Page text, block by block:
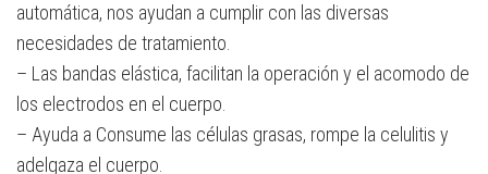
automática, nos ayudan a cumplir con las diversas
necesidades de tratamiento.
– Las bandas elástica, facilitan la operación y el acomodo de
los electrodos en el cuerpo.
– Ayuda a Consume las células grasas, rompe la celulitis y
adelgaza el cuerpo.